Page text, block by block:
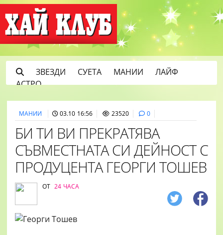
ЗВЕЗДИ СУЕТА МАНИИ
ЛАЙФ
АСТРО
МАНИИ 03.10 16:56 23520 0
БИ ТИ ВИ ПРЕКРАТЯВА
СЪВМЕСТНАТА СИ ДЕЙНОСТ С
ПРОДУЦЕНТА ГЕОРГИ ТОШЕВ
ОТ 24 ЧАСА